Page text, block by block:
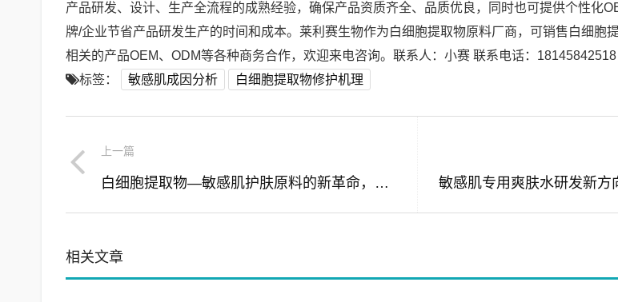
产品研发、设计、生产全流程的成熟经验，确保产品资质齐全、品质优良，同时也可提供个性化
牌/企业节省产品研发生产的时间和成本。莱利赛生物作为白细胞提取物原料厂商，可销售白细胞
相关的产品OEM、ODM等各种商务合作，欢迎来电咨询。联系人：小赛 联系电话：18145842518
标签：
敏感肌成因分析 白细胞提取物修护机理
上一篇
白细胞提取物—敏感肌护肤原料的新革命，天然修复力赋能肌肤健康
相关文章